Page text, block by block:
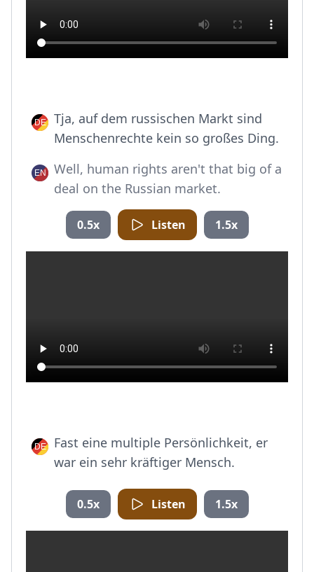
Tja, auf dem russischen Markt sind
Menschenrechte kein so großes Ding.
Well, human rights aren't that big of a
deal on the Russian market.
0.5x Listen 1.5x
Fast eine multiple Persönlichkeit, er
war ein sehr kräftiger Mensch.
0.5x Listen 1.5x